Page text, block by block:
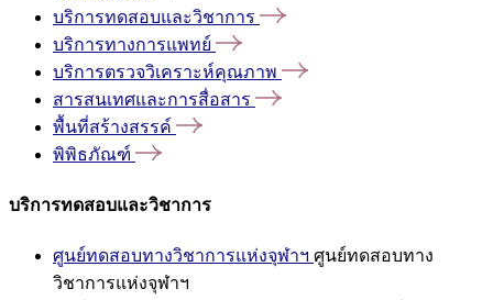
บริการทดสอบและวิชาการ
บริการทางการแพทย์
บริการตรวจวิเคราะห์คุณภาพ
สารสนเทศและการสื่อสาร
พื้นที่สร้างสรรค์
พิพิธภัณฑ์
บริการทดสอบและวิชาการ
ศูนย์ทดสอบทางวิชาการแห่งจุฬาฯ ศูนย์ทดสอบทาง
วิชาการแห่งจุฬาฯ